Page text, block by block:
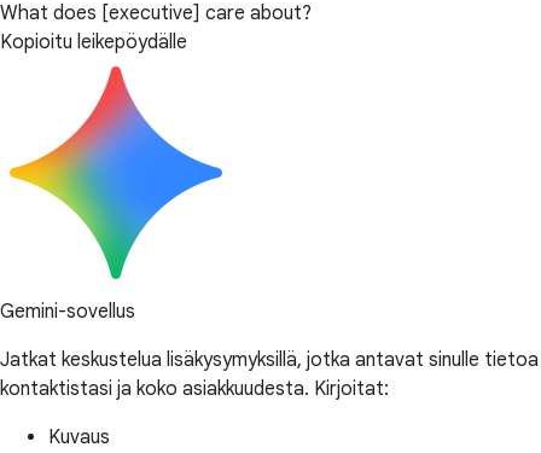
What does [executive] care about?
Kopioitu leikepöydälle
Gemini-sovellus
Jatkat keskustelua lisäkysymyksillä, jotka antavat sinulle tietoa
kontaktistasi ja koko asiakkuudesta. Kirjoitat:
Kuvaus